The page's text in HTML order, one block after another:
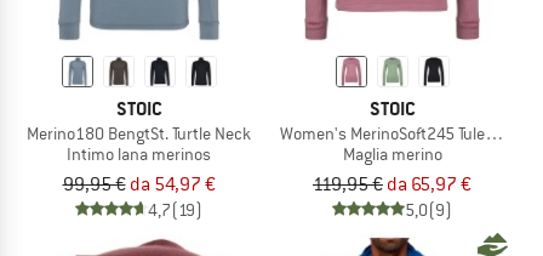
STOIC
Merino180 BengtSt. Turtle Neck
Intimo lana merinos
99,95 € da 54,97 €
4,7(19)
STOIC
Women's MerinoSoft245 TuleboSt. L/
Maglia merino
119,95 € da 65,97 €
5,0(9)